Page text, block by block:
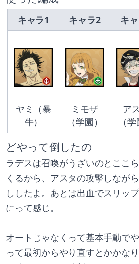
キャラ1 キャラ2 キ
ヤミ（暴
牛）
ミモザ
（学園）
ア
（学
どやって倒したの
ラデスは召喚がうざいのとここ
くるから、アスタの攻撃しなが
ししたよ。あとは出血でスリッ
にって感じ。
オートじゃなくって基本手動で
って最初からやり直すとかかなり